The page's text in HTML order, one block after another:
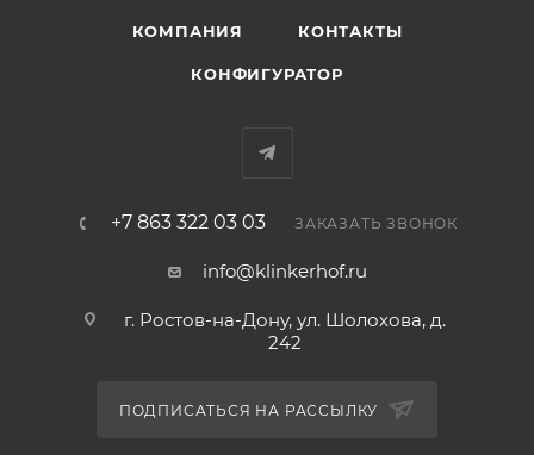
КОМПАНИЯ КОНТАКТЫ
КОНФИГУРАТОР
+7 863 322 03 03 ЗАКАЗАТЬ ЗВОНОК
info@klinkerhof.ru
г. Ростов-на-Дону, ул. Шолохова, д.
242
ПОДПИСАТЬСЯ НА РАССЫЛКУ